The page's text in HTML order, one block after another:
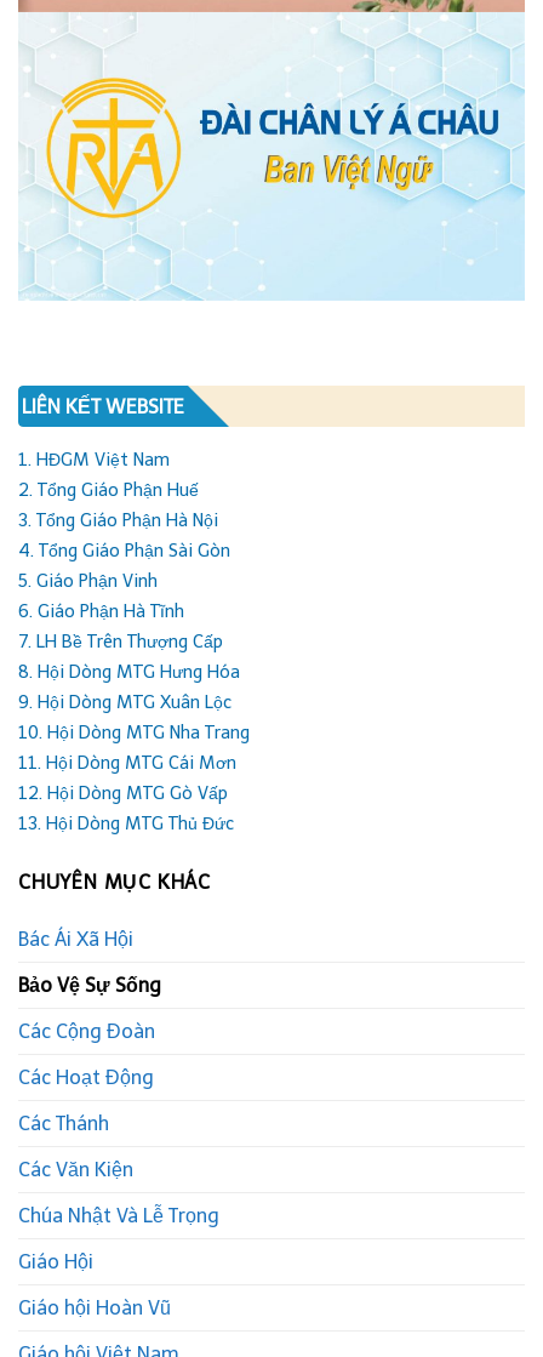
LIÊN KẾT WEBSITE
1. HĐGM Việt Nam
2. Tổng Giáo Phận Huế
3. Tổng Giáo Phận Hà Nội
4. Tổng Giáo Phận Sài Gòn
5. Giáo Phận Vinh
6. Giáo Phận Hà Tĩnh
7. LH Bề Trên Thượng Cấp
8. Hội Dòng MTG Hưng Hóa
9. Hội Dòng MTG Xuân Lộc
10. Hội Dòng MTG Nha Trang
11. Hội Dòng MTG Cái Mơn
12. Hội Dòng MTG Gò Vấp
13. Hội Dòng MTG Thủ Đức
CHUYÊN MỤC KHÁC
Bác Ái Xã Hội
Bảo Vệ Sự Sống
Các Cộng Đoàn
Các Hoạt Động
Các Thánh
Các Văn Kiện
Chúa Nhật Và Lễ Trọng
Giáo Hội
Giáo hội Hoàn Vũ